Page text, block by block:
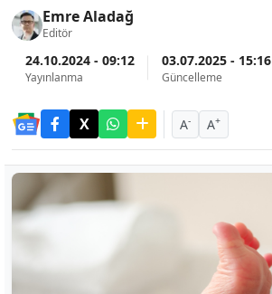
Emre Aladağ
Editör
24.10.2024 - 09:12
Yayınlanma
03.07.2025 - 15:16
Güncelleme
A- A+